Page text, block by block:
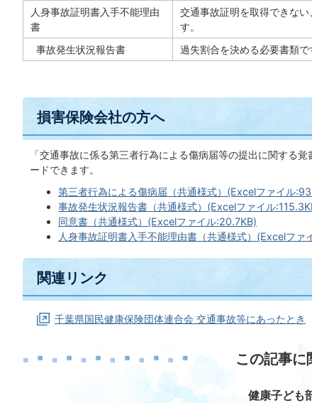
人身事故証明書入手不能理由
書
交通事故証明を取得できな
す。
事故発生状況報告書
過失割合を決める必要書類で
損害保険会社の方へ
「交通事故に係る第三者行為による傷病届等の提出に関する
ードできます。
第三者行為による傷病届（共通様式）(Excelファイル
事故発生状況報告書（共通様式）(Excelファイル
同意書（共通様式）(Excelファイル:20.7KB)
人身事故証明書入手不能理由書（共通様式）(Excelファ
関連リンク
千葉県国民健康保険団体連合会 交通事故等にあったとき
この記事に
健康子ども